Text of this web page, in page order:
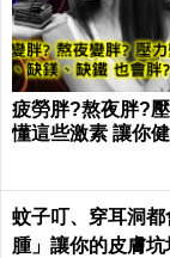
疲勞胖?熬夜胖?
懂這些激素 讓你
蚊子叮、穿耳洞
腫」讓你的皮膚